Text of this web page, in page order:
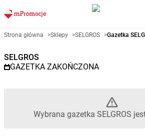
Gazetka
Strona główna >Sklepy >SELGROS >Gazetka
SELGROS
GAZETKA ZAKOŃCZONA
Wybrana gazetka SELGROS